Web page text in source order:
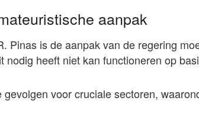
aanpak
Pinas is de aanpak van de regering
nodig heeft niet kan functioneren op
gevolgen voor cruciale sectoren,